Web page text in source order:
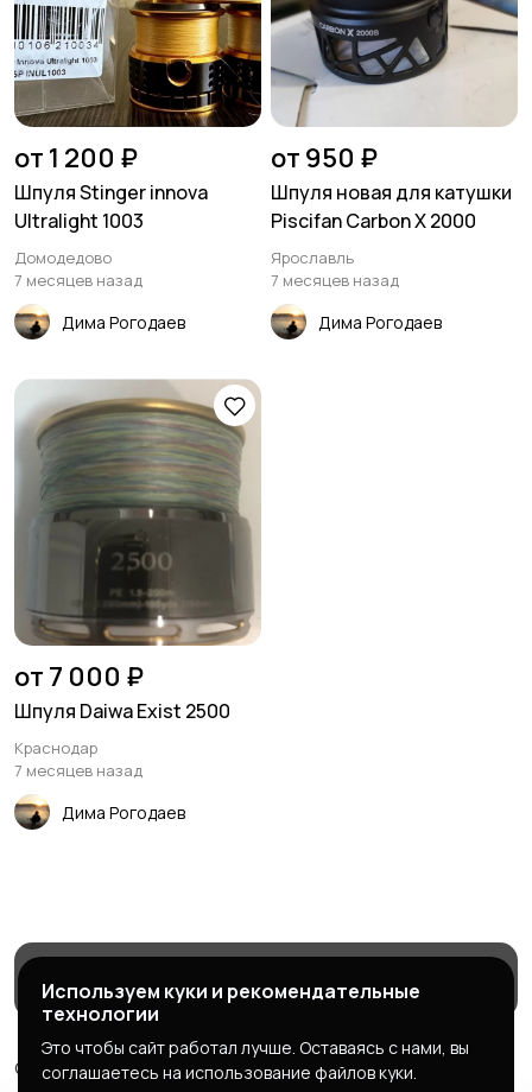
от 1 200 ₽
Шпуля Stinger innova
Ultralight 1003
Домодедово
7 месяцев назад
Дима Рогодаев
от 950 ₽
Шпуля новая для катушки
Piscifan Carbon X 2000
Ярославль
7 месяцев назад
Дима Рогодаев
от 7 000 ₽
Шпуля Daiwa Exist 2500
Краснодар
7 месяцев назад
Дима Рогодаев
Магазины
© 2026 МаркетБейтс - рыболовный маркетплейс
Используем куки и рекомендательные
технологии
Это чтобы сайт работал лучше. Оставаясь с нами, вы
соглашаетесь на использование файлов куки.